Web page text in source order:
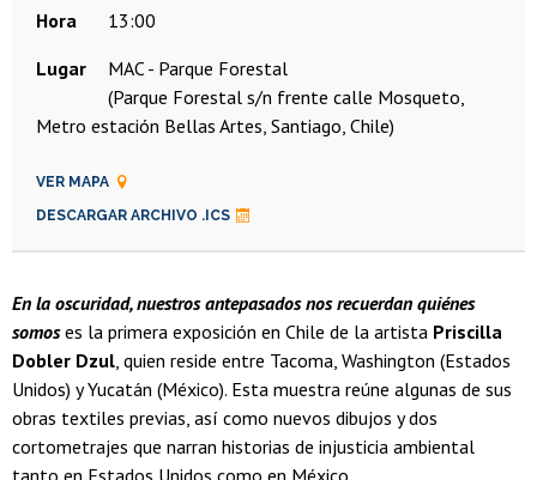
Hora
13:00
Lugar
MAC - Parque Forestal
(Parque Forestal s/n frente calle Mosqueto,
Metro estación Bellas Artes, Santiago, Chile)
VER MAPA
DESCARGAR ARCHIVO .ICS
En la oscuridad, nuestros antepasados nos recuerdan quiénes
somoses la primera exposición en Chile de la artista Priscilla
Dobler Dzul, quien reside entre Tacoma, Washington (Estados
Unidos) y Yucatán (México). Esta muestra reúne algunas de sus
obras textiles previas, así como nuevos dibujos y dos
cortometrajes que narran historias de injusticia ambiental